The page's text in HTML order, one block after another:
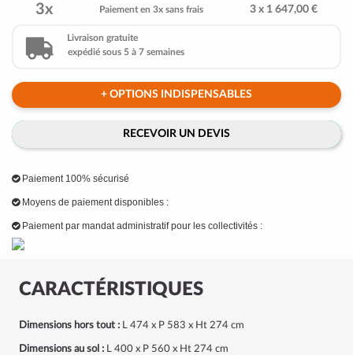
CARACTÉRISTIQUES
Dimensions hors tout : L 474 x P 583 x Ht 274 cm
Dimensions au sol : L 400 x P 560 x Ht 274 cm
3x Paiement en 3x sans frais 3 x 1 647,00 €
Livraison gratuite
expédié sous 5 à 7 semaines
+ OPTIONS INDISPENSABLES
RECEVOIR UN DEVIS
Paiement 100% sécurisé
Moyens de paiement disponibles :
Paiement par mandat administratif pour les collectivités :